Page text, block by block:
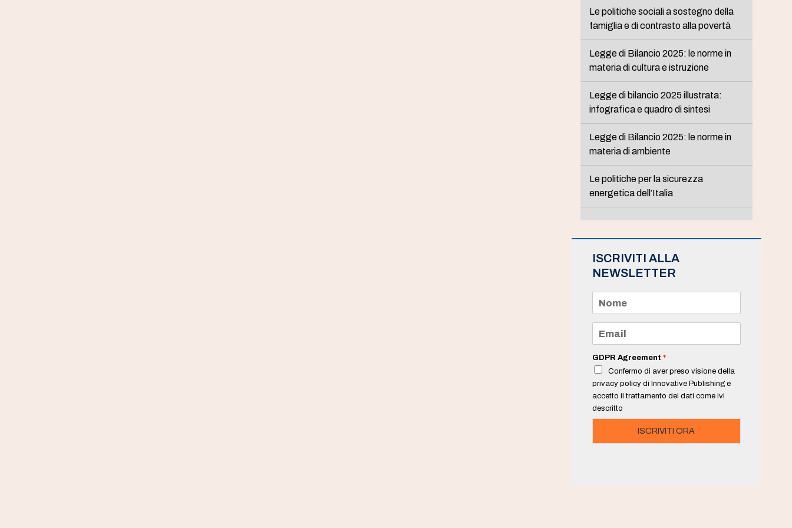
Le politiche sociali a sostegno della
famiglia e di contrasto alla povertà
Legge di Bilancio 2025: le norme in
materia di cultura e istruzione
Legge di bilancio 2025 illustrata:
infografica e quadro di sintesi
Legge di Bilancio 2025: le norme in
materia di ambiente
Le politiche per la sicurezza
energetica dell’Italia
ISCRIVITI ALLA
NEWSLETTER
m
e
a
i
*
GDPR Agreement *
Confermo di aver preso visione della
privacy policy di Innovative Publishing e
accetto il trattamento dei dati come ivi
descritto
ISCRIVITI ORA